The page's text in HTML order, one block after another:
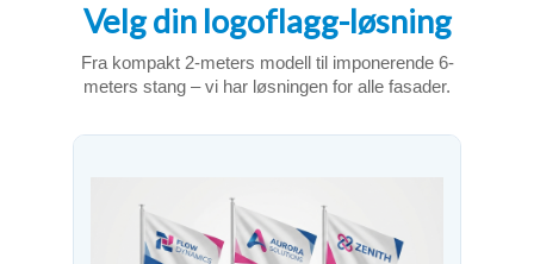
Velg din logoflagg-løsning
Fra kompakt 2-meters modell til imponerende 6-
meters stang – vi har løsningen for alle fasader.